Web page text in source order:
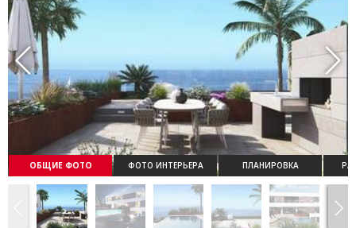
ОБЩИЕ ФОТО ФОТО ИНТЕРЬЕРА ПЛАНИРОВКА